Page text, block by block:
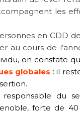
les
en CDD
au cours de
on constate
globales : il
du
forte de